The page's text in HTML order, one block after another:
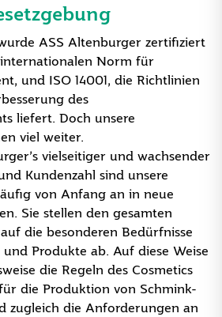
ASS Altenburger zertifiziert
Norm für
und ISO 14001, die Richtlinien
des
liefert. Doch unsere
viel weiter.
vielseitiger und wachsender
Kundenzahl sind unsere
von Anfang an in neue
Sie stellen den gesamten
die besonderen Bedürfnisse
Produkte ab. Auf diese Weise
die Regeln des Cosmetics
die Produktion von Schmink-
zugleich die Anforderungen an